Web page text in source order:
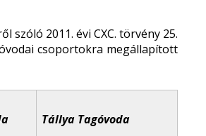
szóló 2011. évi CXC. törvény 25.
csoportokra megállapított
Tállya Tagóvoda